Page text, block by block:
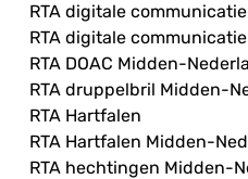
RTA digitale communicatie
RTA digitale
RTA DOAC Midden-
RTA druppelbril Midden-
RTA Hartfalen
RTA Hartfalen Midden-
RTA hechtingen Midden-